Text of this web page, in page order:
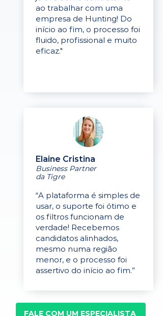
ao trabalhar com uma
empresa de Hunting! Do
início ao fim, o processo foi
fluido, profissional e muito
eficaz."
Elaine Cristina
Business Partner
da Tigre
“A plataforma é simples de
usar, o suporte foi ótimo e
os filtros funcionam de
verdade! Recebemos
candidatos alinhados,
mesmo numa região
menor, e o processo foi
assertivo do início ao fim.”
FALE COM UM ESPECIALISTA